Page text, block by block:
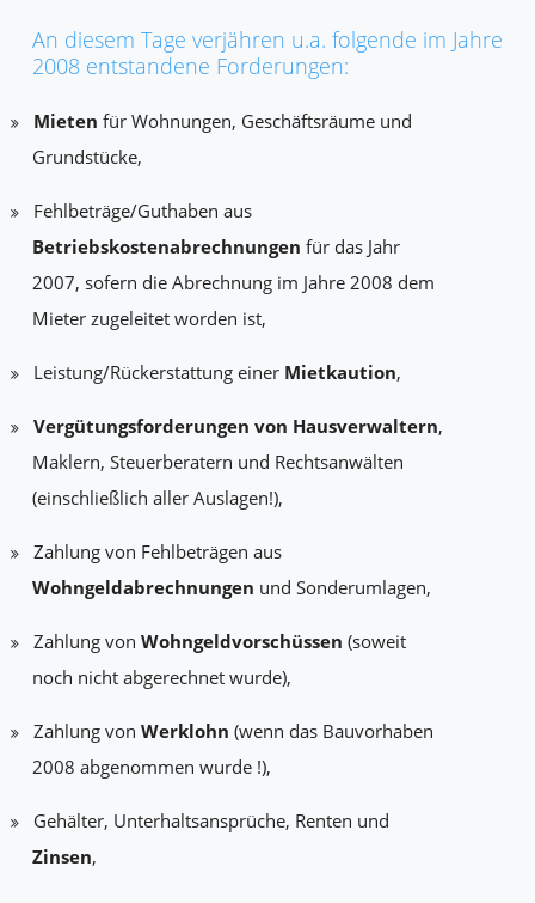
An diesem Tage verjähren u.a. folgende im Jahre
2008 entstandene Forderungen:
Mieten für Wohnungen, Geschäftsräume und
Grundstücke,
Fehlbeträge/Guthaben aus
Betriebskostenabrechnungen für das Jahr
2007, sofern die Abrechnung im Jahre 2008 dem
Mieter zugeleitet worden ist,
Leistung/Rückerstattung einer Mietkaution,
Vergütungsforderungen von Hausverwaltern,
Maklern, Steuerberatern und Rechtsanwälten
(einschließlich aller Auslagen!),
Zahlung von Fehlbeträgen aus
Wohngeldabrechnungen und Sonderumlagen,
Zahlung von Wohngeldvorschüssen (soweit
noch nicht abgerechnet wurde),
Zahlung von Werklohn (wenn das Bauvorhaben
2008 abgenommen wurde !),
Gehälter, Unterhaltsansprüche, Renten und
Zinsen,